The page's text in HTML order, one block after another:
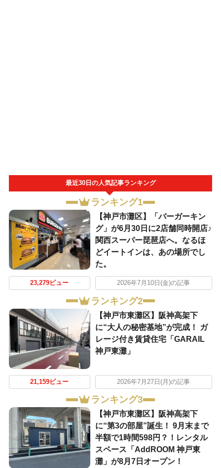
最近30日の人気記事ランキング
ランキング1
【神戸市灘区】「バーガーキン
グ」が6月30日に2店舗同時開店♪
関西スーパー琵琶店へ。なるほ
どイートインは、あの場所でし
た。
23,279ビュー 2026年7月10日(金)の記事
ランキング2
【神戸市東灘区】阪神高架下
に“大人の秘密基地”が完成！ ガ
レージ付き賃貸住宅「GARAIL
神戸東灘」
21,159ビュー 2026年7月27日(月)の記事
ランキング3
【神戸市東灘区】阪神高架下
に“第3の部屋”誕生！ 9月末まで
半額で1時間598円？！レンタル
スペース「AddROOM 神戸東
灘」が8月7日オープン！